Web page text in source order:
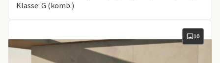
Klasse: G (komb.)
10